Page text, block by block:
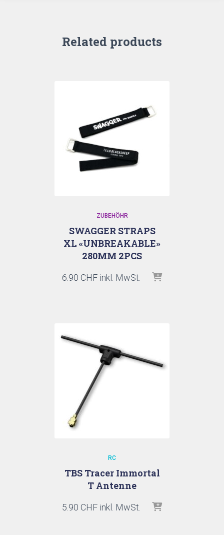
Related products
ZUBEHÖHR
SWAGGER STRAPS
XL «UNBREAKABLE»
280MM 2PCS
6.90 CHF inkl. MwSt.
RC
TBS Tracer Immortal
T Antenne
5.90 CHF inkl. MwSt.